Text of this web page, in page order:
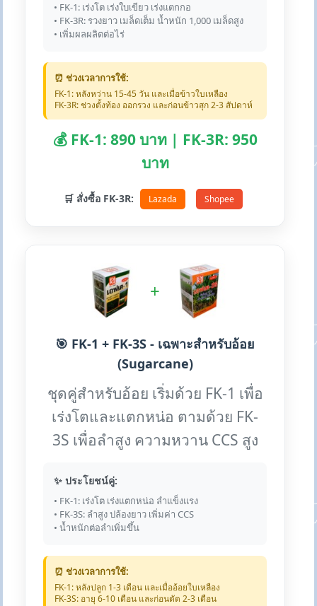
• FK-1: เร่งโต เร่งใบเขียว เร่งแตกกอ
• FK-3R: รวงยาว เมล็ดเต็ม น้ำหนัก 1,000 เมล็ดสูง
• เพิ่มผลผลิตต่อไร่
⏰ ช่วงเวลาการใช้:
FK-1: หลังหว่าน 15-45 วัน และเมื่อข้าวใบเหลือง
FK-3R: ช่วงตั้งท้อง ออกรวง และก่อนข้าวสุก 2-3 สัปดาห์
💰 FK-1: 890 บาท | FK-3R: 950
บาท
🛒 สั่งซื้อ FK-3R: Lazada Shopee
+
🎯 FK-1 + FK-3S - เฉพาะสำหรับอ้อย
(Sugarcane)
ชุดคู่สำหรับอ้อย เริ่มด้วย FK-1 เพื่อ
เร่งโตและแตกหน่อ ตามด้วย FK-
3S เพื่อลำสูง ความหวาน CCS สูง
✨ ประโยชน์คู่:
• FK-1: เร่งโต เร่งแตกหน่อ ลำแข็งแรง
• FK-3S: ลำสูง ปล้องยาว เพิ่มค่า CCS
• น้ำหนักต่อลำเพิ่มขึ้น
⏰ ช่วงเวลาการใช้:
FK-1: หลังปลูก 1-3 เดือน และเมื่ออ้อยใบเหลือง
FK-3S: อายุ 6-10 เดือน และก่อนตัด 2-3 เดือน